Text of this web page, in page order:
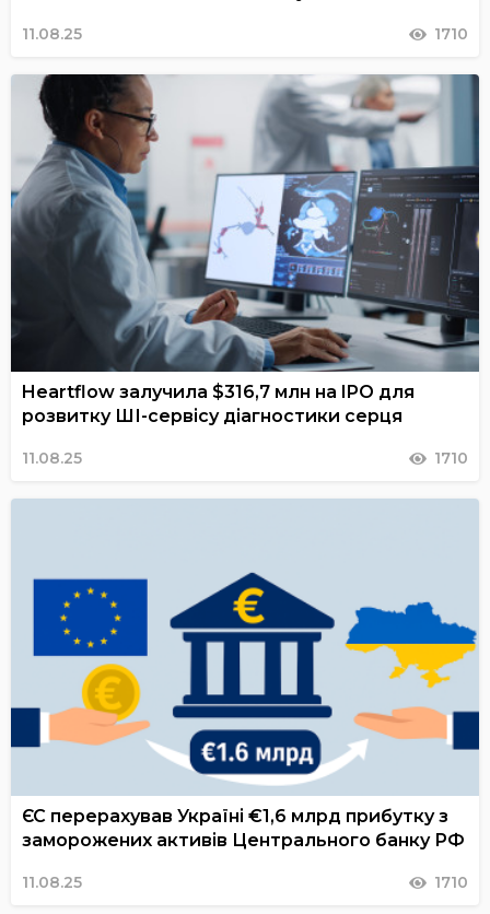
11.08.25 1710
Heartflow залучила $316,7 млн на IPO для
розвитку ШІ-сервісу діагностики серця
11.08.25 1710
ЄС перерахував Україні €1,6 млрд прибутку з
заморожених активів Центрального банку РФ
11.08.25 1710